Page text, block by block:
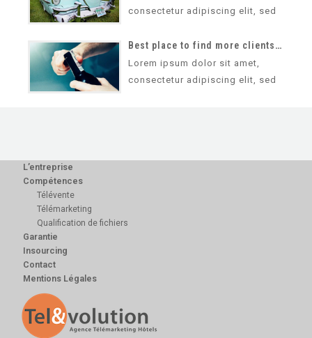
consectetur adipiscing elit, sed
labore et dolore magna aliqua.
Ut…
Best place to find more clients and traffic for your business
Lorem ipsum dolor sit amet,
consectetur adipiscing elit, sed
L’entreprise
Compétences
Télévente
Télémarketing
Qualification de fichiers
Garantie
Insourcing
Contact
Mentions Légales